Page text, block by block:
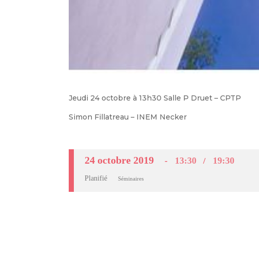
Jeudi 24 octobre à 13h30 Salle P Druet – CPTP
Simon Fillatreau – INEM Necker
24 octobre 2019 13:30 19:30
Planifié Séminaires